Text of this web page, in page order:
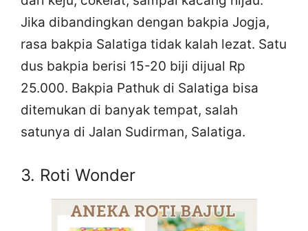
Jika dibandingkan dengan bakpia Jogja,
rasa bakpia Salatiga tidak kalah lezat. Satu
dus bakpia berisi 15-20 biji dijual Rp
25.000. Bakpia Pathuk di Salatiga bisa
ditemukan di banyak tempat, salah
satunya di Jalan Sudirman, Salatiga.
3. Roti Wonder